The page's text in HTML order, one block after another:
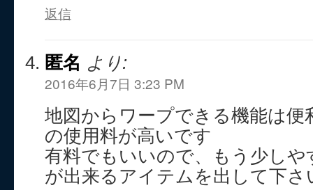
返信
匿名 より:
2016年6月7日 3:23 PM
地図からワープできる機能は便
の使用料が高いです
有料でもいいので、もう少し
が出来るアイテムを出して下さ